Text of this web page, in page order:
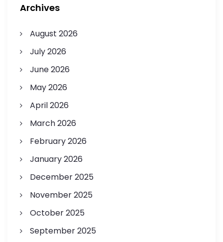
Archives
August 2026
July 2026
June 2026
May 2026
April 2026
March 2026
February 2026
January 2026
December 2025
November 2025
October 2025
September 2025